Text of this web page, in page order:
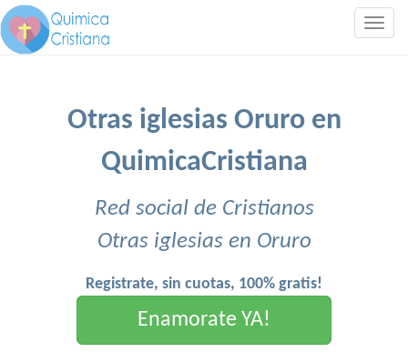
Otras iglesias Oruro en
QuimicaCristiana
Red social de Cristianos
Otras iglesias en Oruro
Registrate, sin cuotas, 100% gratis!
Enamorate YA!